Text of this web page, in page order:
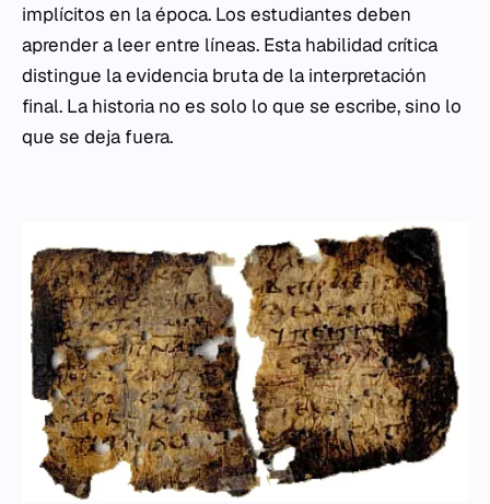
implícitos en la época. Los estudiantes deben
aprender a leer entre líneas. Esta habilidad crítica
distingue la evidencia bruta de la interpretación
final. La historia no es solo lo que se escribe, sino lo
que se deja fuera.